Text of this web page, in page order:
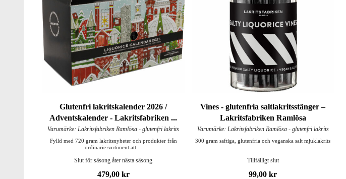
Glutenfri lakritskalender 2026 /
Adventskalender - Lakritsfabriken ...
Varumärke: Lakritsfabriken Ramlösa - glutenfri lakrits
Fylld med 720 gram lakritsnyheter och produkter från
ordinarie sortiment att ...
Slut för säsong åter nästa säsong
479,00 kr
Vines - glutenfria saltlakritsstänger –
Lakritsfabriken Ramlösa
Varumärke: Lakritsfabriken Ramlösa - glutenfri lakrits
300 gram saftiga, glutenfria och veganska salt mjuklakrits
Tillfälligt slut
99,00 kr